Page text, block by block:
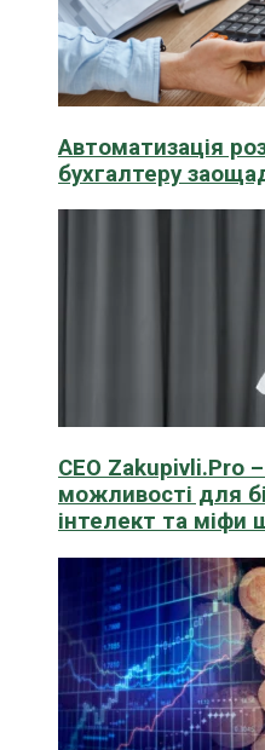
Автоматизація
бухгалтеру
CEO Zakupivli.Pro
можливості для
інтелект та міфи